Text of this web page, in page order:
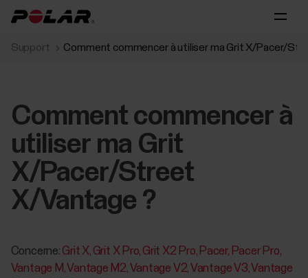
Support Comment commencer à utiliser ma Grit X/Pacer/
Comment commencer à
utiliser ma Grit
X/Pacer/Street
X/Vantage ?
Concerne: Grit X Grit X Pro Grit X2 Pro Pacer Pacer Pro
Vantage M Vantage M2 Vantage V2 Vantage V3 Vantage